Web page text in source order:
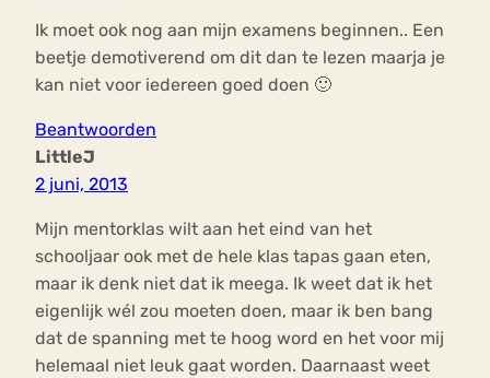
Ik moet ook nog aan mijn examens beginnen.. Een
beetje demotiverend om dit dan te lezen maarja je
kan niet voor iedereen goed doen 🙂
Beantwoorden
LittleJ
2 juni, 2013
Mijn mentorklas wilt aan het eind van het
schooljaar ook met de hele klas tapas gaan eten,
maar ik denk niet dat ik meega. Ik weet dat ik het
eigenlijk wél zou moeten doen, maar ik ben bang
dat de spanning met te hoog word en het voor mij
helemaal niet leuk gaat worden. Daarnaast weet